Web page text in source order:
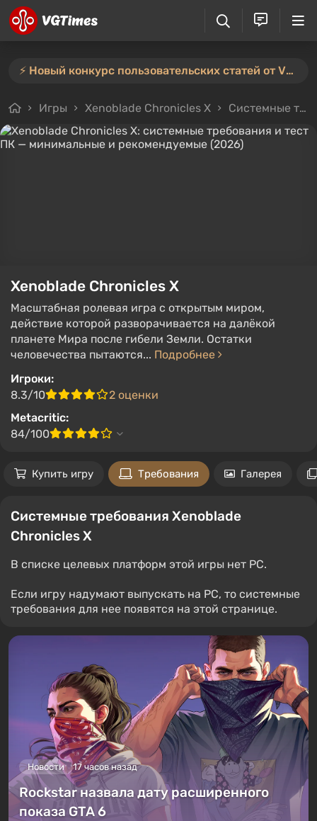
⚡️ Новый конкурс пользовательских статей от VGTimes — участвуйте тут ⚡️
Игры Xenoblade Chronicles X Системные требования
Xenoblade Chronicles X
Масштабная ролевая игра с открытым миром,
действие которой разворачивается на далёкой
планете Мира после гибели Земли. Остатки
человечества пытаются... Подробнее
Игроки:
8.3/10
2 оценки
Metacritic:
84/100
Купить игру Требования Галерея
Системные требования Xenoblade
Chronicles X
В списке целевых платформ этой игры нет PC.
Если игру надумают выпускать на PC, то системные
требования для нее появятся на этой странице.
Новости 17 часов назад
Rockstar назвала дату расширенного
показа GTA 6